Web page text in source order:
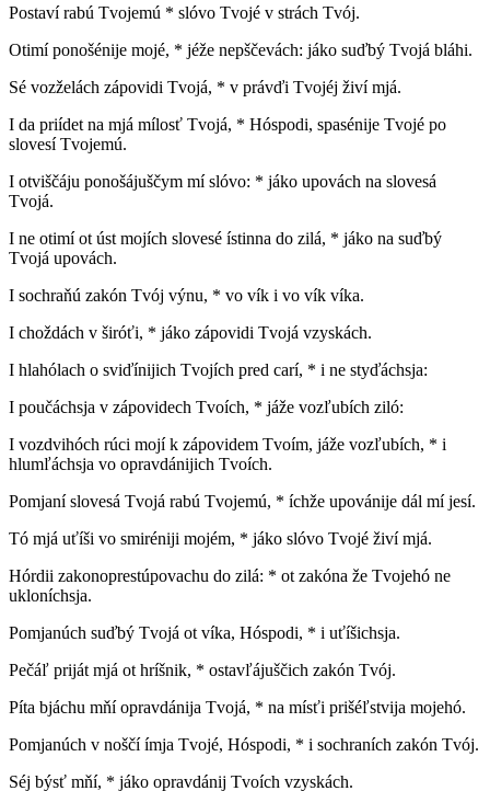
Postaví rabú Tvojemú * slóvo Tvojé v strách Tvój.
Otimí ponošénije mojé, * jéže nepščevách: jáko suďbý Tvojá bláhi.
Sé vozželách zápovidi Tvojá, * v právďi Tvojéj živí mjá.
I da priídet na mjá mílosť Tvojá, * Hóspodi, spasénije Tvojé po
slovesí Tvojemú.
I otviščáju ponošájuščym mí slóvo: * jáko upovách na slovesá
Tvojá.
I ne otimí ot úst mojích slovesé ístinna do zilá, * jáko na suďbý
Tvojá upovách.
I sochraňú zakón Tvój výnu, * vo vík i vo vík víka.
I choždách v širóťi, * jáko zápovidi Tvojá vzyskách.
I hlahólach o sviďínijich Tvojích pred carí, * i ne styďáchsja:
I poučáchsja v zápovidech Tvoích, * jáže vozľubích ziló:
I vozdvihóch rúci mojí k zápovidem Tvoím, jáže vozľubích, * i
hlumľáchsja vo opravdánijich Tvoích.
Pomjaní slovesá Tvojá rabú Tvojemú, * íchže upovánije dál mí jesí.
Tó mjá uťíši vo smiréniji mojém, * jáko slóvo Tvojé živí mjá.
Hórdii zakonoprestúpovachu do zilá: * ot zakóna že Tvojehó ne
ukloníchsja.
Pomjanúch suďbý Tvojá ot víka, Hóspodi, * i uťíšichsja.
Pečáľ priját mjá ot hríšnik, * ostavľájuščich zakón Tvój.
Píta bjáchu mňí opravdánija Tvojá, * na mísťi prišéľstvija mojehó.
Pomjanúch v noščí ímja Tvojé, Hóspodi, * i sochraních zakón Tvój.
Séj býsť mňí, * jáko opravdánij Tvoích vzyskách.